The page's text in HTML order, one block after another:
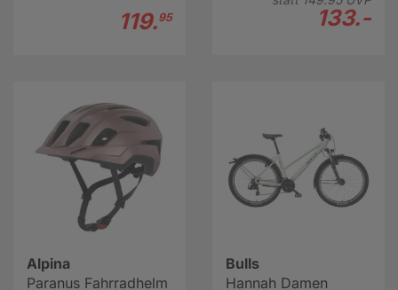
119.95 133.-
Alpina
Paranus Fahrradhelm
Bulls
Hannah Damen